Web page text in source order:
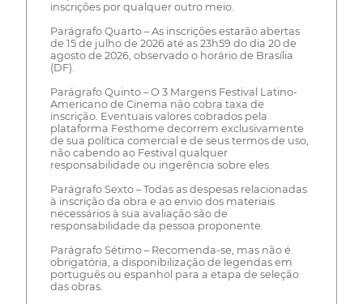
inscrições por qualquer outro meio.
Parágrafo Quarto – As inscrições estarão abertas
de 15 de julho de 2026 até as 23h59 do dia 20 de
agosto de 2026, observado o horário de Brasília
(DF).
Parágrafo Quinto – O 3 Margens Festival Latino-
Americano de Cinema não cobra taxa de
inscrição. Eventuais valores cobrados pela
plataforma Festhome decorrem exclusivamente
de sua política comercial e de seus termos de uso,
não cabendo ao Festival qualquer
responsabilidade ou ingerência sobre eles.
Parágrafo Sexto – Todas as despesas relacionadas
à inscrição da obra e ao envio dos materiais
necessários à sua avaliação são de
responsabilidade da pessoa proponente.
Parágrafo Sétimo – Recomenda-se, mas não é
obrigatória, a disponibilização de legendas em
português ou espanhol para a etapa de seleção
das obras.